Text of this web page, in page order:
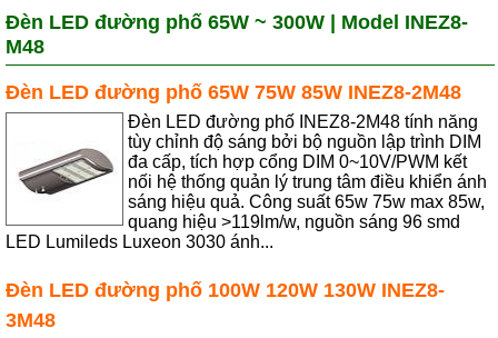
Đèn LED đường phố 65W ~ 300W | Model INEZ8-
M48
Đèn LED đường phố 65W 75W 85W INEZ8-2M48
Đèn LED đường phố INEZ8-2M48 tính năng
tùy chỉnh độ sáng bởi bộ nguồn lập trình DIM
đa cấp, tích hợp cổng DIM 0~10V/PWM kết
nối hệ thống quản lý trung tâm điều khiển ánh
sáng hiệu quả. Công suất 65w 75w max 85w,
quang hiệu >119lm/w, nguồn sáng 96 smd
LED Lumileds Luxeon 3030 ánh...
Đèn LED đường phố 100W 120W 130W INEZ8-
3M48